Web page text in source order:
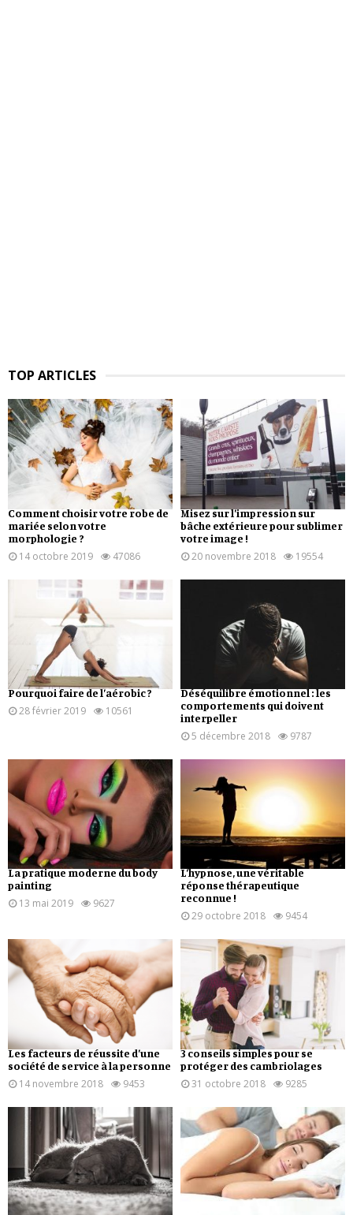
TOP ARTICLES
Comment choisir votre robe de
mariée selon votre
morphologie ?
14 octobre 2019
47086
Misez sur l’impression sur
bâche extérieure pour sublimer
votre image !
20 novembre 2018
19554
Pourquoi faire de l’aérobic ?
28 février 2019
10561
Déséquilibre émotionnel : les
comportements qui doivent
interpeller
5 décembre 2018
9787
La pratique moderne du body
painting
13 mai 2019
9627
L’hypnose, une véritable
réponse thérapeutique
reconnue !
29 octobre 2018
9454
Les facteurs de réussite d’une
société de service à la personne
14 novembre 2018
9453
3 conseils simples pour se
protéger des cambriolages
31 octobre 2018
9285